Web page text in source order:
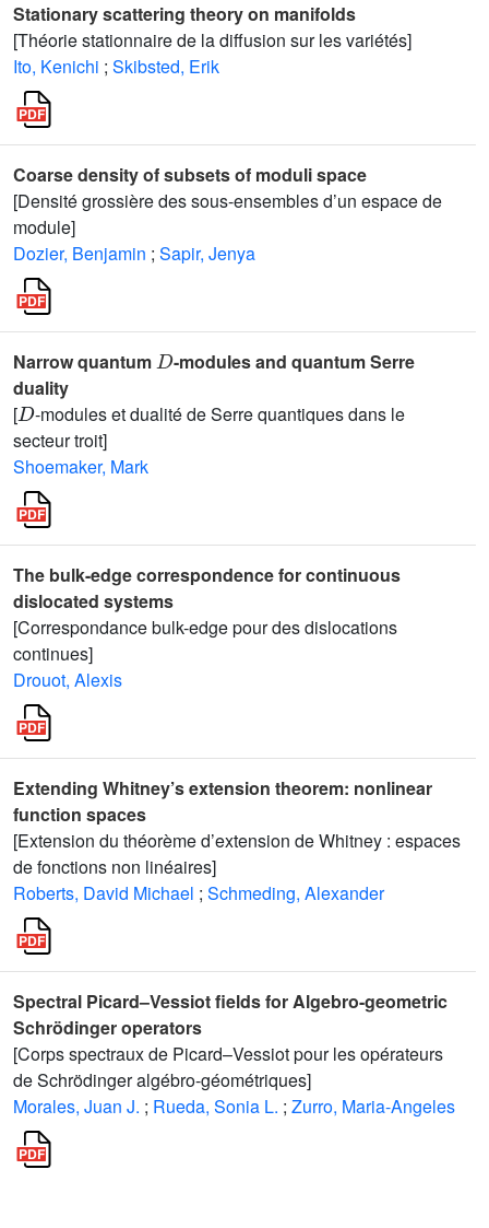
Stationary scattering theory on manifolds
[Théorie stationnaire de la diffusion sur les variétés]
Ito, Kenichi ; Skibsted, Erik
Coarse density of subsets of moduli space
[Densité grossière des sous-ensembles d’un espace de
module]
Dozier, Benjamin ; Sapir, Jenya
Narrow quantum
-modules and quantum Serre
duality
[
D
-modules et dualité de Serre quantiques dans le
secteur troit]
Shoemaker, Mark
The bulk-edge correspondence for continuous
dislocated systems
[Correspondance bulk-edge pour des dislocations
continues]
Drouot, Alexis
Extending Whitney’s extension theorem: nonlinear
function spaces
[Extension du théorème d’extension de Whitney : espaces
de fonctions non linéaires]
Roberts, David Michael ; Schmeding, Alexander
Spectral Picard–Vessiot fields for Algebro-geometric
Schrödinger operators
[Corps spectraux de Picard–Vessiot pour les opérateurs
de Schrödinger algébro-géométriques]
Morales, Juan J. ; Rueda, Sonia L. ; Zurro, Maria-Angeles